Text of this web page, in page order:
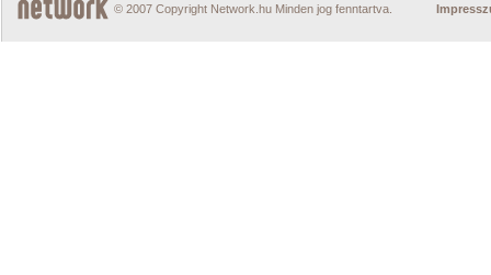
© 2007 Copyright Network.hu Minden jog fenntartva.